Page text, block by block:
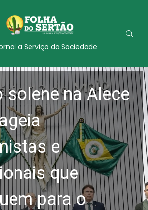
a Serviço da Sociedade
solene na Alece
e
que
para o